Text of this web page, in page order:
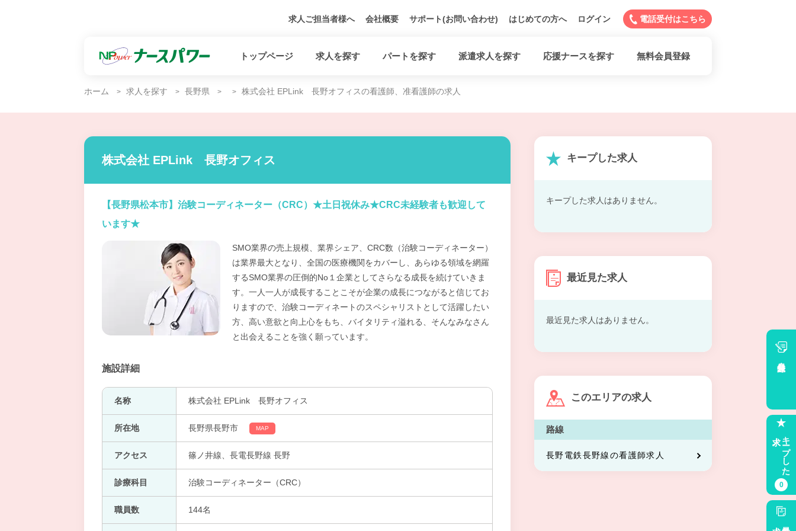
求人ご担当者様へ 会社概要 サポート(お問い合わせ) はじめての方へ ログイン 電話受付はこちら
トップページ 求人を探す パートを探す 派遣求人を探す 応援ナースを探す 無料会員登録
ホーム 求人を探す 長野県 株式会社 EPLink 長野オフィスの看護師、准看護師の求人
株式会社 EPLink 長野オフィス
【長野県松本市】治験コーディネーター（CRC）★土日祝休み★CRC未経験者も歓迎して
います★
SMO業界の売上規模、業界シェア、CRC数（治験コーディネーター）
は業界最大となり、全国の医療機関をカバーし、あらゆる領域を網羅
するSMO業界の圧倒的No１企業としてさらなる成長を続けていきま
す。一人一人が成長することこそが企業の成長につながると信じてお
りますので、治験コーディネートのスペシャリストとして活躍したい
方、高い意欲と向上心をもち、バイタリティ溢れる、そんなみなさん
と出会えることを強く願っています。
施設詳細
名称 株式会社 EPLink 長野オフィス
所在地 長野県長野市 MAP
アクセス 篠ノ井線、長電長野線 長野
診療科目 治験コーディネーター（CRC）
職員数 144名
キープした求人
キープした求人はありません。
最近見た求人
最近見た求人はありません。
このエリアの求人
路線
長野電鉄長野線の看護師求人 キープした
0
最近見た